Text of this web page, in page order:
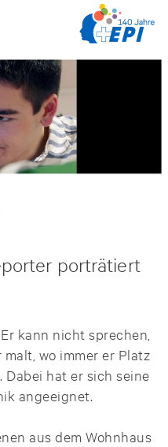
porträtiert
kann nicht sprechen,
wo immer er Platz
hat er sich seine
angeeignet.
aus dem Wohnhaus